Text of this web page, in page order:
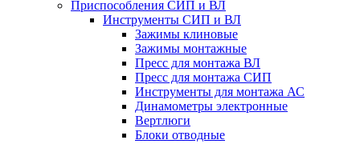
Приспособления СИП и ВЛ
Инструменты СИП и ВЛ
Зажимы клиновые
Зажимы монтажные
Пресс для монтажа ВЛ
Пресс для монтажа СИП
Инструменты для монтажа АС
Динамометры электронные
Вертлюги
Блоки отводные